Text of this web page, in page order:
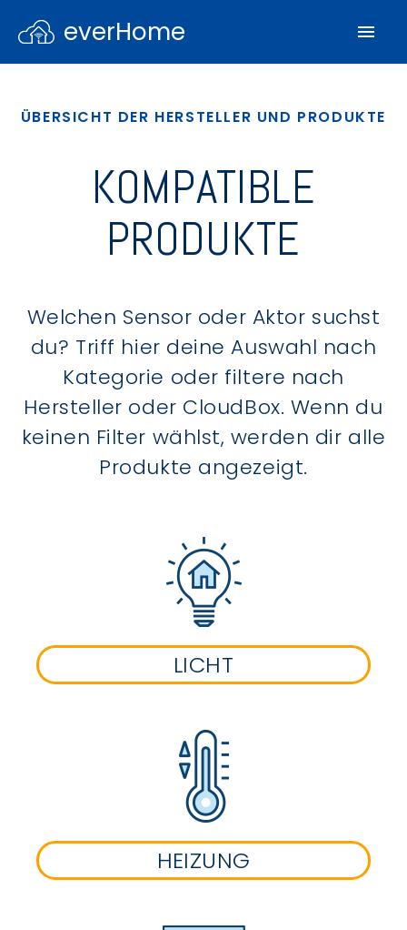
everHome
ÜBERSICHT DER HERSTELLER UND PRODUKTE
KOMPATIBLE
PRODUKTE
Welchen Sensor oder Aktor suchst
du? Triff hier deine Auswahl nach
Kategorie oder filtere nach
Hersteller oder CloudBox. Wenn du
keinen Filter wählst, werden dir alle
Produkte angezeigt.
LICHT
HEIZUNG